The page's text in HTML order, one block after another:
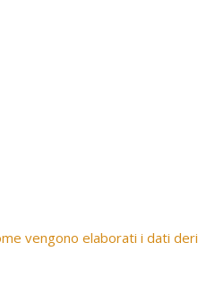
vengono elaborati i dati